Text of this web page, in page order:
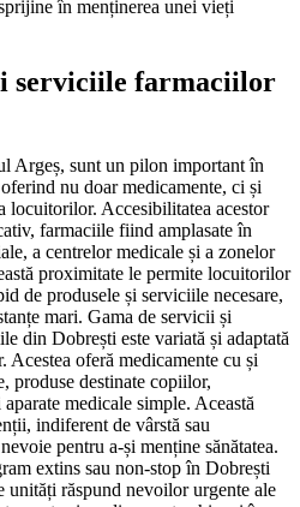
în menținerea unei vieți
serviciile farmaciilor
Argeș, sunt un pilon important în
nu doar medicamente, ci și
locuitorilor. Accesibilitatea acestor
farmaciile fiind amplasate în
a centrelor medicale și a zonelor
proximitate le permite locuitorilor
de produsele și serviciile necesare,
mari. Gama de servicii și
din Dobrești este variată și adaptată
oferă medicamente cu și
produse destinate copiilor,
medicale simple. Această
indiferent de vârstă sau
pentru a-și menține sănătatea.
extins sau non-stop în Dobrești
unități răspund nevoilor urgente ale